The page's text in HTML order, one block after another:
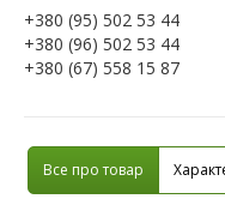
+380 (95) 502 53 44
+380 (96) 502 53 44
+380 (67) 558 15 87
Все про товар